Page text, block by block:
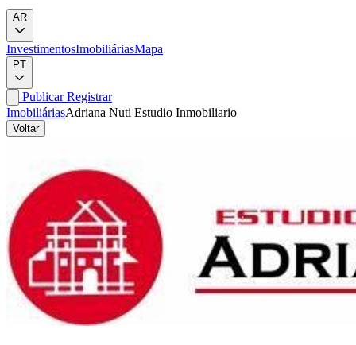
AR
InvestimentosImobiliáriasMapa
PT
PublicarRegistrar
ImobiliáriasAdriana Nuti Estudio Inmobiliario
Voltar